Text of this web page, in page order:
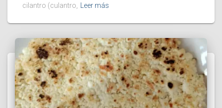
cilantro (culantro,
Leer más